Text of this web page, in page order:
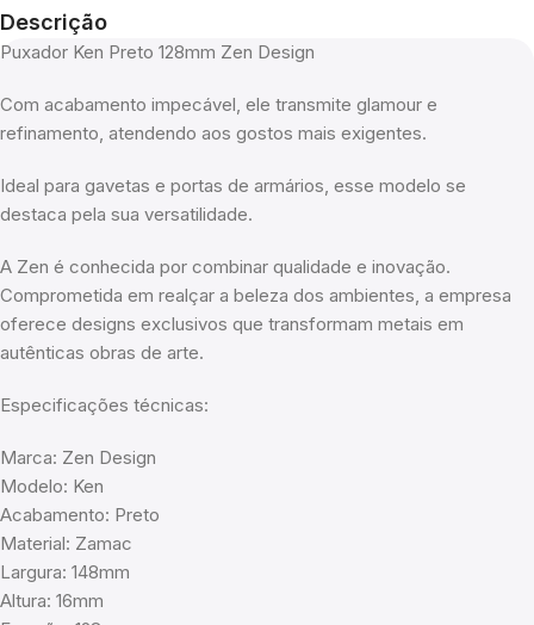
Descrição
Puxador Ken Preto 128mm Zen Design
Com acabamento impecável, ele transmite glamour e
refinamento, atendendo aos gostos mais exigentes.
Ideal para gavetas e portas de armários, esse modelo se
destaca pela sua versatilidade.
A Zen é conhecida por combinar qualidade e inovação.
Comprometida em realçar a beleza dos ambientes, a empresa
oferece designs exclusivos que transformam metais em
autênticas obras de arte.
Especificações técnicas:
Marca: Zen Design
Modelo: Ken
Acabamento: Preto
Material: Zamac
Largura: 148mm
Altura: 16mm